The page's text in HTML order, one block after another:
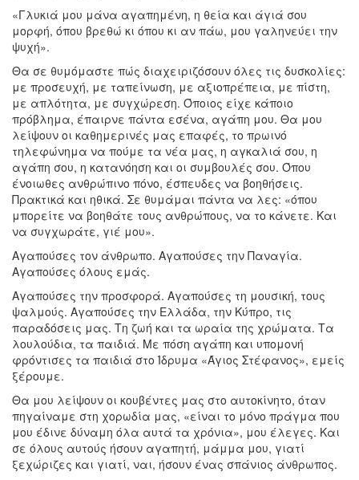
«Γλυκιά μου μάνα αγαπημένη, η θεία και άγιά σου
μορφή, όπου βρεθώ κι όπου κι αν πάω, μου γαληνεύει την
ψυχή».
Θα σε θυμόμαστε πώς διαχειριζόσουν όλες τις δυσκολίες:
με προσευχή, με ταπείνωση, με αξιοπρέπεια, με πίστη,
με απλότητα, με συγχώρεση. Όποιος είχε κάποιο
πρόβλημα, έπαιρνε πάντα εσένα, αγάπη μου. Θα μου
λείψουν οι καθημερινές μας επαφές, το πρωινό
τηλεφώνημα να πούμε τα νέα μας, η αγκαλιά σου, η
αγάπη σου, η κατανόηση και οι συμβουλές σου. Όπου
ένοιωθες ανθρώπινο πόνο, έσπευδες να βοηθήσεις.
Πρακτικά και ηθικά. Σε θυμάμαι πάντα να λες: «όπου
μπορείτε να βοηθάτε τους ανθρώπους, να το κάνετε. Και
να συγχωράτε, γιέ μου».
Αγαπούσες τον άνθρωπο. Αγαπούσες την Παναγία.
Αγαπούσες όλους εμάς.
Αγαπούσες την προσφορά. Αγαπούσες τη μουσική, τους
ψαλμούς. Αγαπούσες την Ελλάδα, την Κύπρο, τις
παραδόσεις μας. Τη ζωή και τα ωραία της χρώματα. Τα
λουλούδια, τα παιδιά. Με πόση αγάπη και υπομονή
φρόντισες τα παιδιά στο Ίδρυμα «Άγιος Στέφανος», εμείς
ξέρουμε.
Θα μου λείψουν οι κουβέντες μας στο αυτοκίνητο, όταν
πηγαίναμε στη χορωδία μας, «είναι το μόνο πράγμα που
μου έδινε δύναμη όλα αυτά τα χρόνια», μου έλεγες. Και
σε όλους αυτούς ήσουν αγαπητή, μάμμα μου, γιατί
ξεχώριζες και γιατί, ναι, ήσουν ένας σπάνιος άνθρωπος.